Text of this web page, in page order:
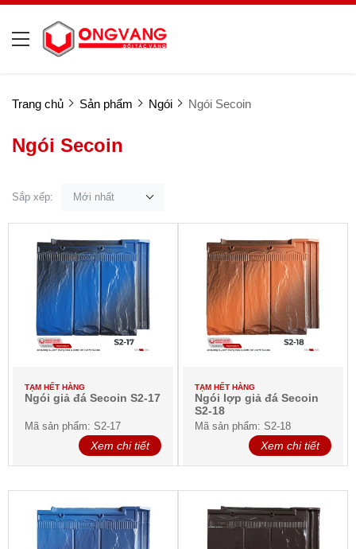
Trang chủ Sản phẩm Ngói Ngói Secoin
Ngói Secoin
Sắp xếp: Mới nhất
TẠM HẾT HÀNG
Ngói giả đá Secoin S2-17
Mã sản phẩm: S2-17
Xem chi tiết
TẠM HẾT HÀNG
Ngói lợp giả đá Secoin
S2-18
Mã sản phẩm: S2-18
Xem chi tiết